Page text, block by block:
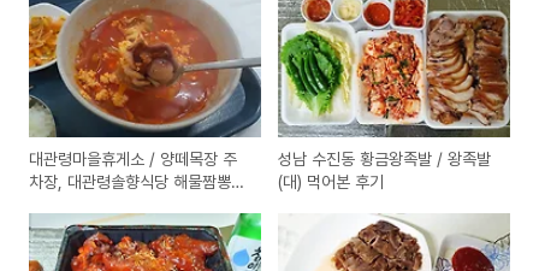
대관령마을휴게소 / 양떼목장 주
차장, 대관령솔향식당 해물짬뽕순
성남 수진동 황금왕족발 / 왕족발
(대) 먹어본 후기